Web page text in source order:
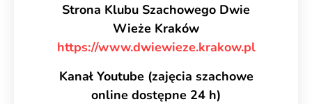
Strona Klubu Szachowego Dwie
Wieże Kraków
https://www.dwiewieze.krakow.pl
Kanał Youtube (zajęcia szachowe
online dostępne 24 h)